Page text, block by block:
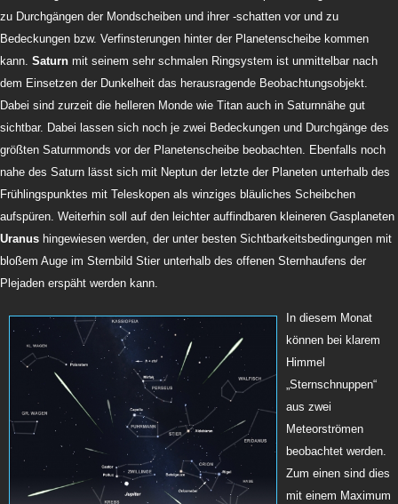
zu Durchgängen der Mondscheiben und ihrer -schatten vor und zu
Bedeckungen bzw. Verfinsterungen hinter der Planetenscheibe kommen
kann. Saturn mit seinem sehr schmalen Ringsystem ist unmittelbar nach
dem Einsetzen der Dunkelheit das herausragende Beobachtungsobjekt.
Dabei sind zurzeit die helleren Monde wie Titan auch in Saturnnähe gut
sichtbar. Dabei lassen sich noch je zwei Bedeckungen und Durchgänge des
größten Saturnmonds vor der Planetenscheibe beobachten. Ebenfalls noch
nahe des Saturn lässt sich mit Neptun der letzte der Planeten unterhalb des
Frühlingspunktes mit Teleskopen als winziges bläuliches Scheibchen
aufspüren. Weiterhin soll auf den leichter auffindbaren kleineren Gasplaneten
Uranus hingewiesen werden, der unter besten Sichtbarkeitsbedingungen mit
bloßem Auge im Sternbild Stier unterhalb des offenen Sternhaufens der
Plejaden erspäht werden kann.
In diesem Monat
können bei klarem
Himmel
„Sternschnuppen“
aus zwei
Meteorströmen
beobachtet werden.
Zum einen sind dies
mit einem Maximum